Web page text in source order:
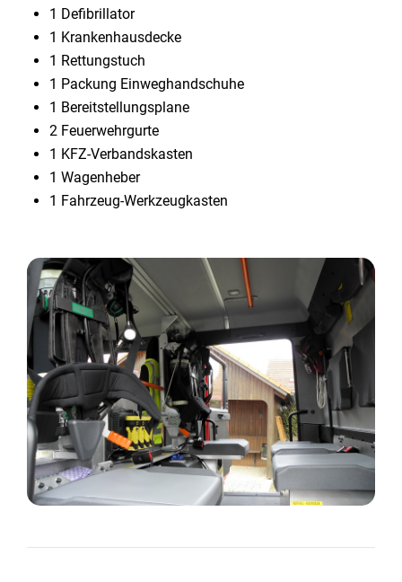
1 Defibrillator
1 Krankenhausdecke
1 Rettungstuch
1 Packung Einweghandschuhe
1 Bereitstellungsplane
2 Feuerwehrgurte
1 KFZ-Verbandskasten
1 Wagenheber
1 Fahrzeug-Werkzeugkasten